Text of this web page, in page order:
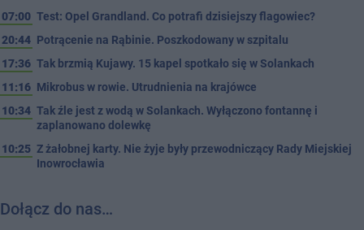
07:00 Test: Opel Grandland. Co potrafi dzisiejszy flagowiec?
20:44 Potrącenie na Rąbinie. Poszkodowany w szpitalu
17:36 Tak brzmią Kujawy. 15 kapel spotkało się w Solankach
11:16 Mikrobus w rowie. Utrudnienia na krajówce
10:34 Tak źle jest z wodą w Solankach. Wyłączono fontannę i
zaplanowano dolewkę
10:25 Z żałobnej karty. Nie żyje były przewodniczący Rady Miejskiej
Inowrocławia
Dołącz do nas…